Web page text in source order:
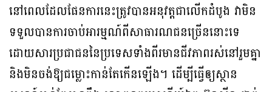
នៅពេលដែលផែនការនេះត្រូវបានអនុវត្តជាលើកដំបូង វាមិន
ទទួលបានការចាប់អារម្មណ៍ពីសាធារណជនច្រើននោះទេ
ដោយសារប្រជាជននៃប្រទេសទាំងពីរមានជីវភាពរស់នៅរួមគ្នា
និងមិនចង់ឱ្យជម្លោះកាន់តែកើនឡើង។ ដើម្បីធ្វើឲ្យស្ថាន